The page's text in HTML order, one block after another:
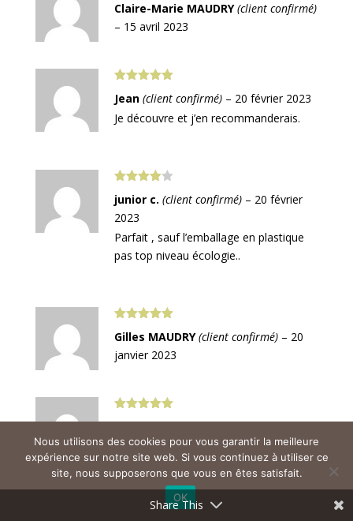
5
Claire-Marie MAUDRY(client confirmé)
– 15 avril 2023
5Jean (client confirmé) – 20 février 2023
Je découvre et j’en recommanderais.
sur 5
junior c. (client confirmé) – 20 février
2023
Parfait , sauf l’emballage en plastique
pas top niveau écologie..
5
Gilles MAUDRY(client confirmé) – 20
janvier 2023
Note5sur
Laurent R.(client confirmé) – 9 janvier
2023
sur
Share This
Nous utilisons des cookies pour vous garantir la meilleure
expérience sur notre site web. Si vous continuez à utiliser ce
site, nous supposerons que vous en êtes satisfait.
OK